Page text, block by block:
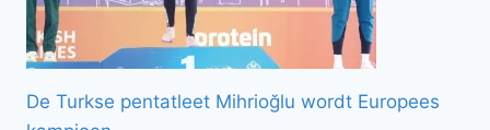
De Turkse pentatleet Mihrioğlu wordt Europees